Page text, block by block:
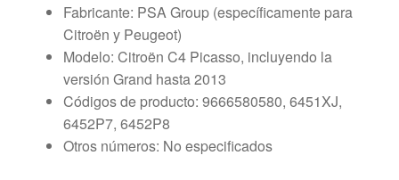
Fabricante: PSA Group (específicamente para
Citroën y Peugeot)
Modelo: Citroën C4 Picasso, incluyendo la
versión Grand hasta 2013
Códigos de producto: 9666580580, 6451XJ,
6452P7, 6452P8
Otros números: No especificados